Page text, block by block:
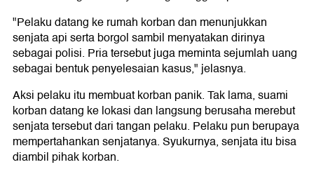
"Pelaku datang ke rumah korban dan menunjukkan
senjata api serta borgol sambil menyatakan dirinya
sebagai polisi. Pria tersebut juga meminta sejumlah uang
sebagai bentuk penyelesaian kasus," jelasnya.
Aksi pelaku itu membuat korban panik. Tak lama, suami
korban datang ke lokasi dan langsung berusaha merebut
senjata tersebut dari tangan pelaku. Pelaku pun berupaya
mempertahankan senjatanya. Syukurnya, senjata itu bisa
diambil pihak korban.